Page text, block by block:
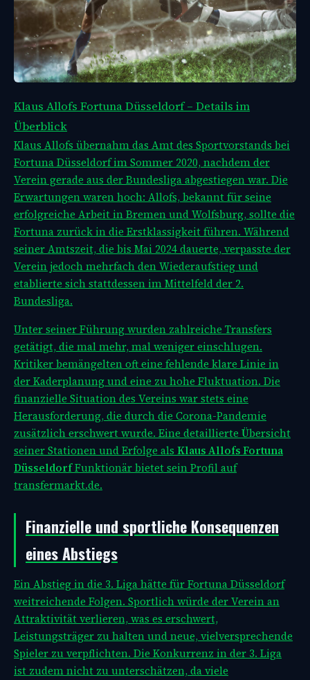
Klaus Allofs Fortuna Düsseldorf – Details im
Überblick
Klaus Allofs übernahm das Amt des Sportvorstands bei
Fortuna Düsseldorf im Sommer 2020, nachdem der
Verein gerade aus der Bundesliga abgestiegen war. Die
Erwartungen waren hoch: Allofs, bekannt für seine
erfolgreiche Arbeit in Bremen und Wolfsburg, sollte die
Fortuna zurück in die Erstklassigkeit führen. Während
seiner Amtszeit, die bis Mai 2024 dauerte, verpasste der
Verein jedoch mehrfach den Wiederaufstieg und
etablierte sich stattdessen im Mittelfeld der 2.
Bundesliga.
Unter seiner Führung wurden zahlreiche Transfers
getätigt, die mal mehr, mal weniger einschlugen.
Kritiker bemängelten oft eine fehlende klare Linie in
der Kaderplanung und eine zu hohe Fluktuation. Die
finanzielle Situation des Vereins war stets eine
Herausforderung, die durch die Corona-Pandemie
zusätzlich erschwert wurde. Eine detaillierte Übersicht
seiner Stationen und Erfolge als Klaus Allofs Fortuna
DüsseldorfFunktionär bietet sein Profil auf
transfermarkt.de.
Finanzielle und sportliche Konsequenzen
eines Abstiegs
Ein Abstieg in die 3. Liga hätte für Fortuna Düsseldorf
weitreichende Folgen. Sportlich würde der Verein an
Attraktivität verlieren, was es erschwert,
Leistungsträger zu halten und neue, vielversprechende
Spieler zu verpflichten. Die Konkurrenz in der 3. Liga
ist zudem nicht zu unterschätzen, da viele